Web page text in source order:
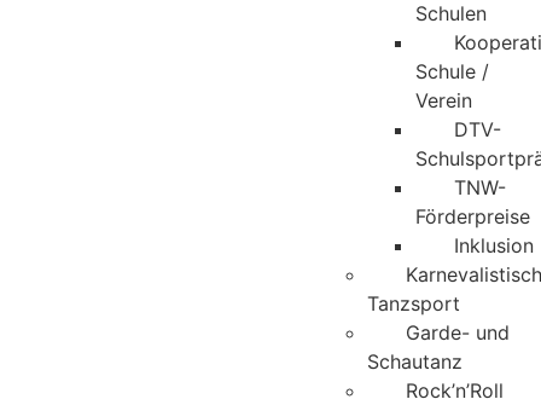
Schulen
Schule /
Verein
DTV-
TNW-
Förderpreise
Inklusion
Tanzsport
Garde- und
Schautanz
Rock’n’Roll